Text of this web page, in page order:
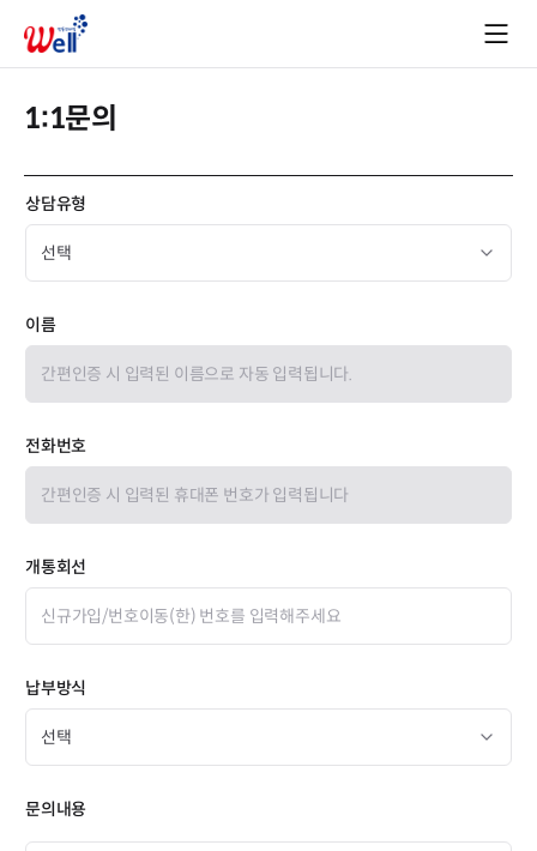
1:1문의
상담유형
이름
전화번호
개통회선
납부방식
문의내용